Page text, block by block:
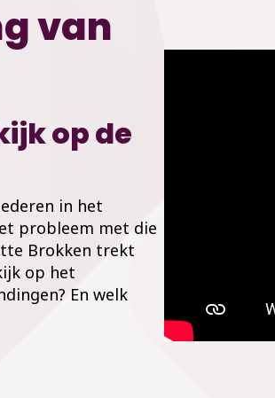
van
op de
in het
probleem met die
Brokken trekt
op het
En welk